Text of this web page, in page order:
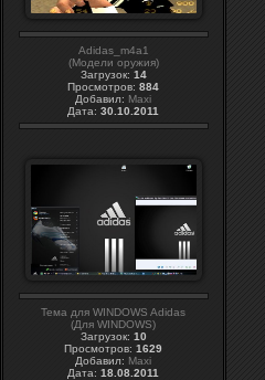
Adidas_m4a1
(Модели оружия)
Загрузок: 14
Просмотров: 884
Добавил: Maxi
Дата: 30.10.2011
Тема для WINDOWS Adidas
(Для WINDOWS)
Загрузок: 10
Просмотров: 1629
Добавил: Maxi
Дата: 18.08.2011